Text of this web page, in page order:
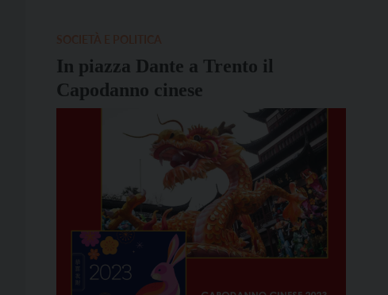
In piazza Dante a Trento il
Capodanno cinese